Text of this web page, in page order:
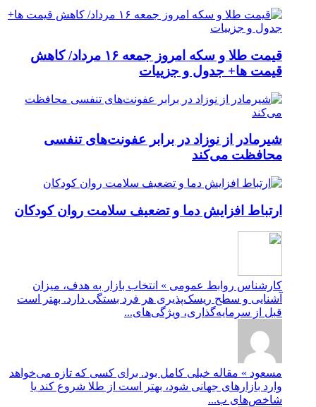
قیمت طلا و سکه امروز جمعه ۱۶ مرداد/ کاهش
قیمت ها+ جدول و جزییات
شیرمادر از نوزاد در برابر عفونت‌های تنفسی
محافظت می‌کند
ارتباط افزایش دما و تضعیف سلامت روان کودکان
کارشناس روابط عمومی » انتخاب بازار به هدف، میزان
آشنایی و سطح ریسک‌پذیری هر فرد بستگی دارد. بهتر است
قبل از سرمایه‌گذاری، ویژگی‌های...
مسعود » مقاله خیلی کامل بود. برای کسی که تازه می‌خواهد
وارد بازارهای جهانی شود، بهتر است از طلا شروع کند یا
شاخص‌های ب...